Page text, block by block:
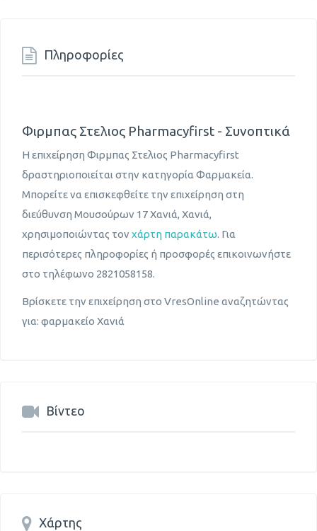
Πληροφορίες
Φιρμπας Στελιος Pharmacyfirst - Συνοπτικά
Η επιχείρηση Φιρμπας Στελιος Pharmacyfirst
δραστηριοποιείται στην κατηγορία Φαρμακεία.
Μπορείτε να επισκεφθείτε την επιχείρηση στη
διεύθυνση Μουσούρων 17 Χανιά, Χανιά,
χρησιμοποιώντας τον χάρτη παρακάτω. Για
περισότερες πληροφορίες ή προσφορές επικοινωνήστε
στο τηλέφωνο 2821058158.
Βρίσκετε την επιχείρηση στο VresOnline αναζητώντας
για: φαρμακείο Χανιά
Βίντεο
Χάρτης